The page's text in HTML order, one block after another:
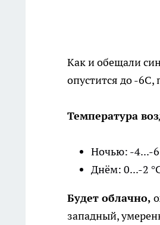
Как и обещали
опустится до -
Температура
Ночью: -4...-6
Днём: 0...-2
Будет облачно,
западный,